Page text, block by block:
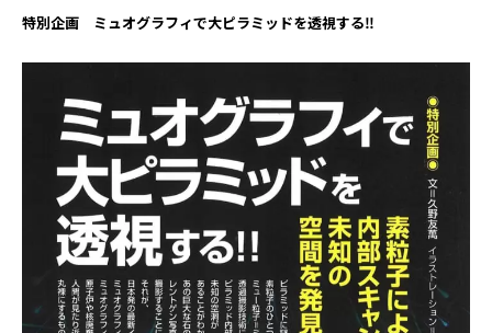
特別企画 ミュオグラフィで大ピラミッドを透視する‼